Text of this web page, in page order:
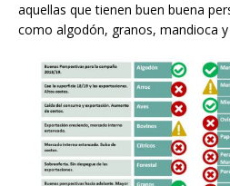
aquellas que tienen buen buena
como algodón, granos, mandioca y